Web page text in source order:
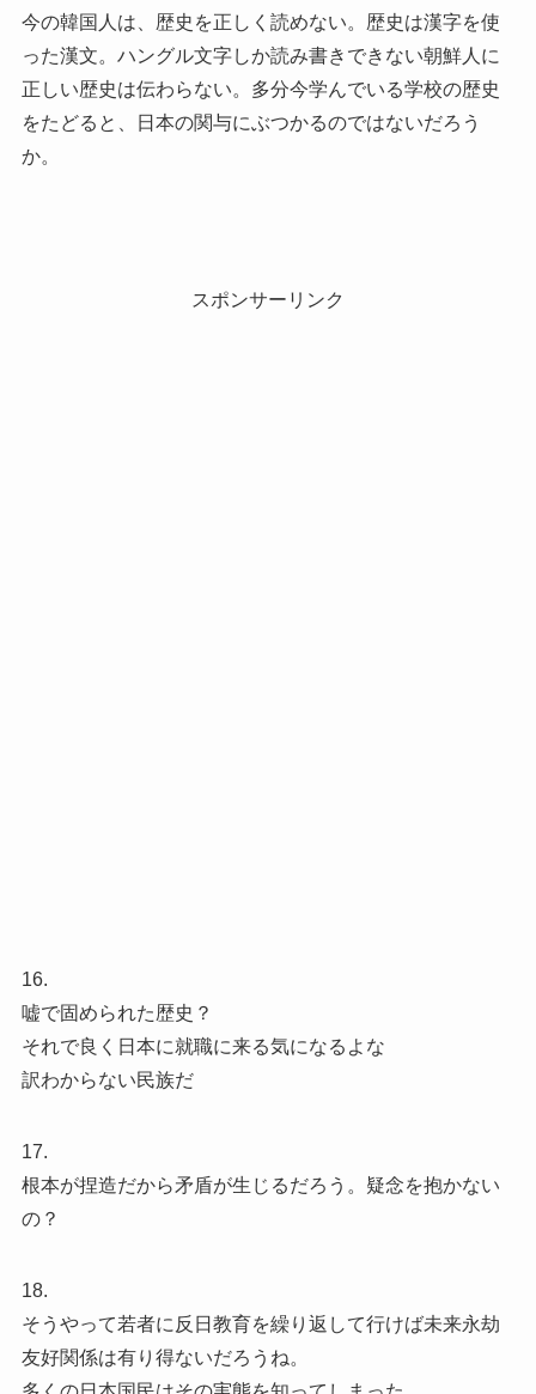
今の韓国人は、歴史を正しく読めない。歴史は漢字を使
った漢文。ハングル文字しか読み書きできない朝鮮人に
正しい歴史は伝わらない。多分今学んでいる学校の歴史
をたどると、日本の関与にぶつかるのではないだろう
か。
スポンサーリンク
16.
嘘で固められた歴史？
それで良く日本に就職に来る気になるよな
訳わからない民族だ
17.
根本が捏造だから矛盾が生じるだろう。疑念を抱かない
の？
18.
そうやって若者に反日教育を繰り返して行けば未来永劫
友好関係は有り得ないだろうね。